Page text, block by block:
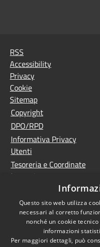
RSS
Accessibility
Privacy
Cookie
Sitemap
Copyright
DPO/RPD
Informativa Privacy
Utenti
Tesoreria e Coordinate
bancarie
Controlla la tua posta
PNRR (Piano Nazionale
di Ripresa e Resilienza)
Meccanismo di feedback
Whistleblowing
Questo sito web utilizza
necessari al corretto
nonché un cookie
informazioni
Per maggiori dettagli, può